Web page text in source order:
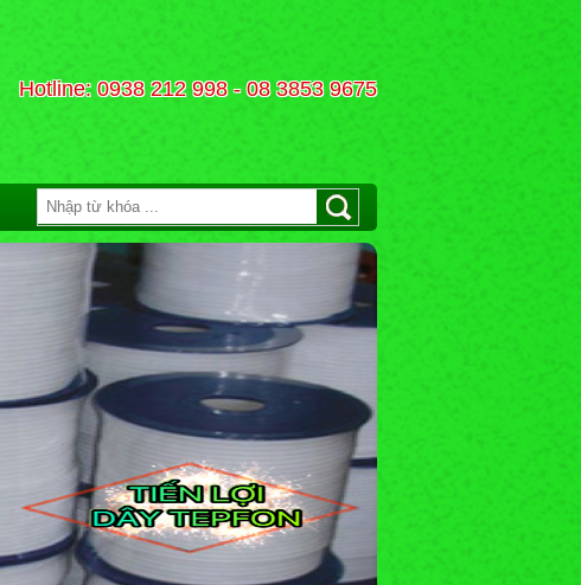
Hotline: 0938 212 998 - 08 3853 9675